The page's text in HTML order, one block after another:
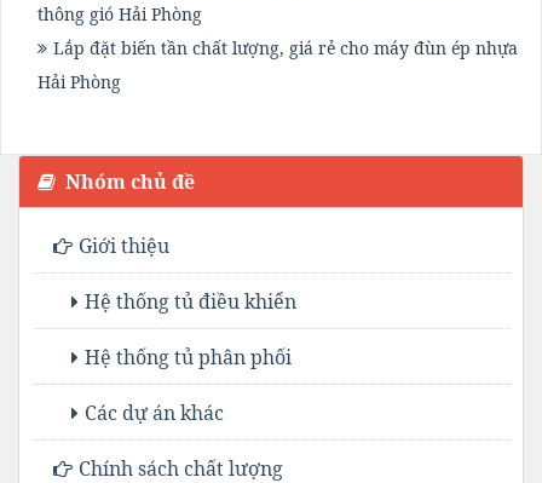
thông gió Hải Phòng
Lắp đặt biến tần chất lượng, giá rẻ cho máy đùn ép nhựa
Hải Phòng
Nhóm chủ đề
Giới thiệu
Hệ thống tủ điều khiển
Hệ thống tủ phân phối
Các dự án khác
Chính sách chất lượng